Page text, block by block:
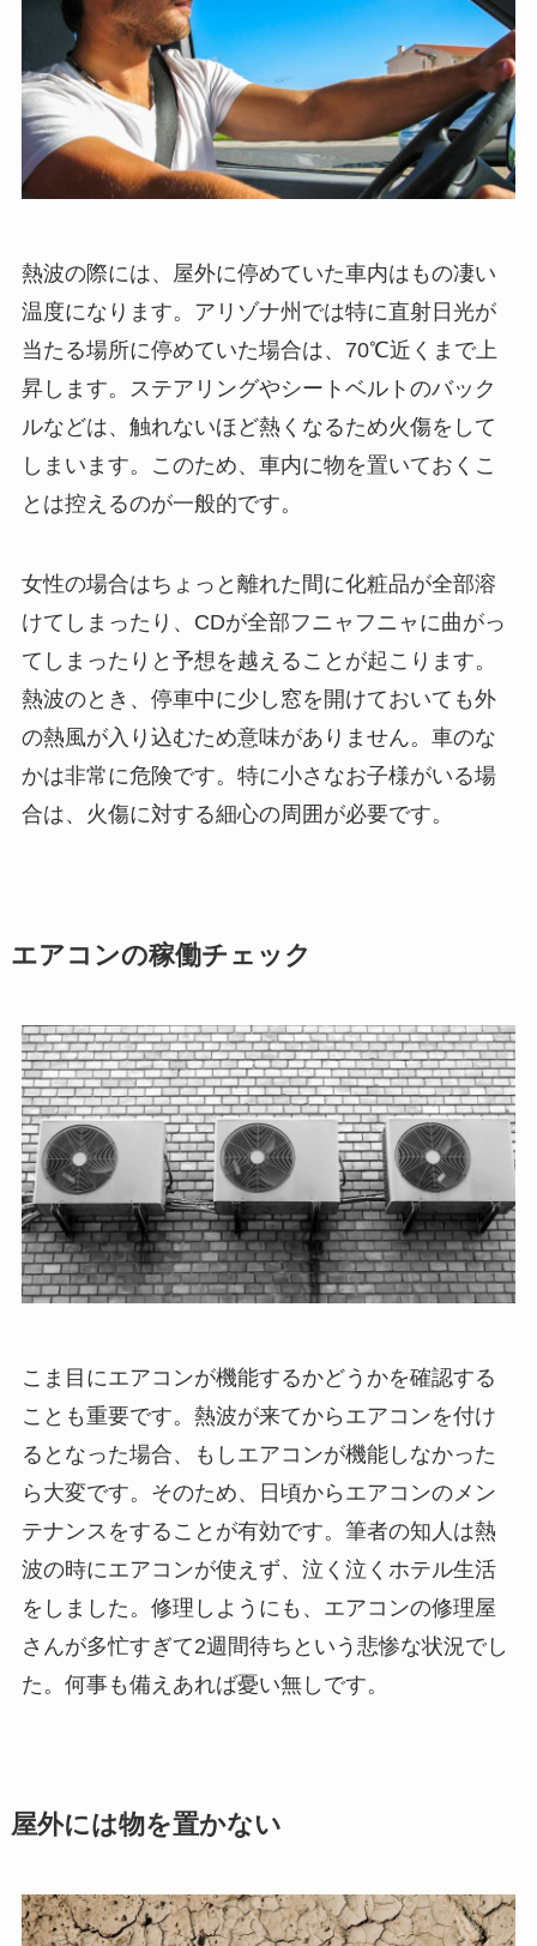
熱波の際には、屋外に停めていた車内はもの凄い
温度になります。アリゾナ州では特に直射日光が
当たる場所に停めていた場合は、70℃近くまで上
昇します。ステアリングやシートベルトのバック
ルなどは、触れないほど熱くなるため火傷をして
しまいます。このため、車内に物を置いておくこ
とは控えるのが一般的です。
女性の場合はちょっと離れた間に化粧品が全部溶
けてしまったり、CDが全部フニャフニャに曲がっ
てしまったりと予想を越えることが起こります。
熱波のとき、停車中に少し窓を開けておいても外
の熱風が入り込むため意味がありません。車のな
かは非常に危険です。特に小さなお子様がいる場
合は、火傷に対する細心の周囲が必要です。
エアコンの稼働チェック
こま目にエアコンが機能するかどうかを確認する
ことも重要です。熱波が来てからエアコンを付け
るとなった場合、もしエアコンが機能しなかった
ら大変です。そのため、日頃からエアコンのメン
テナンスをすることが有効です。筆者の知人は熱
波の時にエアコンが使えず、泣く泣くホテル生活
をしました。修理しようにも、エアコンの修理屋
さんが多忙すぎて2週間待ちという悲惨な状況でし
た。何事も備えあれば憂い無しです。
屋外には物を置かない